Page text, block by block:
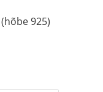
(hõbe 925)